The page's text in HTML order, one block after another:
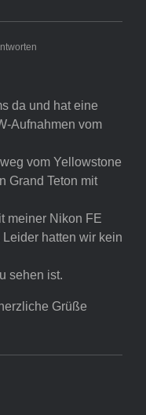
da und hat eine
Aufnahmen vom
vom Yellowstone
Grand Teton mit
meiner Nikon FE
hatten wir kein
sehen ist.
Grüße